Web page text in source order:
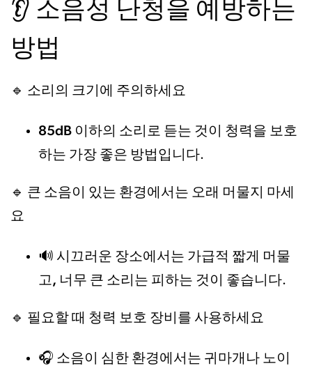
👂 소음성 난청을 예방하는
방법
🔹 소리의 크기에 주의하세요
85dB 이하의 소리로 듣는 것이 청력을 보호
하는 가장 좋은 방법 입니다.
🔹 큰 소음이 있는 환경에서는 오래 머물지 마세
요
🔊 시끄러운 장소에서는 가급적 짧게 머물
고, 너무 큰 소리는 피하는 것이 좋습니다.
🔹 필요할 때 청력 보호 장비를 사용하세요
🎧 소음이 심한 환경에서는 귀마개나 노이